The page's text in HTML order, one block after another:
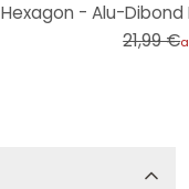
Hexagon - Alu-Dibond
21,99 €